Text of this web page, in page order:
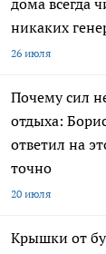
дома всегда
никаких
26 июля
Почему сил
отдыха:
ответил на
точно
20 июля
Крышки от